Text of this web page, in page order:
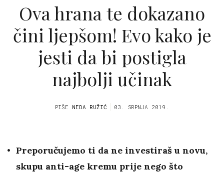
Ova hrana te dokazano
čini ljepšom! Evo kako je
jesti da bi postigla
najbolji učinak
PIŠE NEDA RUŽIĆ 03. SRPNJA 2019.
Preporučujemo ti da ne investiraš u novu,
skupu anti-age kremu prije nego što